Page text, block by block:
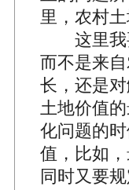
里，农村
这里我要
而不是来
长，还是
土地价值
化问题的
值，比如
同时又要